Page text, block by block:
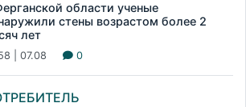
области ученые
стены возрастом более 2
лет
| 07.08 0